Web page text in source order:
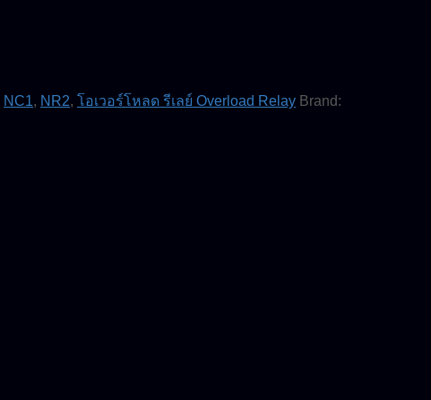
NC1, NR2, โอเวอร์โหลด รีเลย์ Overload Relay Brand: